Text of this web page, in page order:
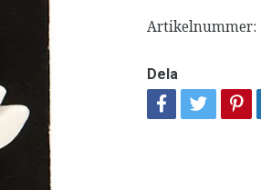
Artikelnummer:
Dela